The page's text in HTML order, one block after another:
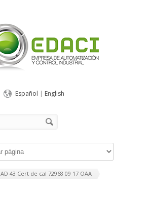
Español | English
AD 43 Cert de cal 72968 09 17 OAA